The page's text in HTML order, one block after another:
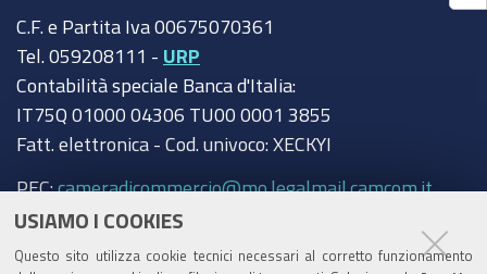
USIAMO I COOKIES
Questo sito utilizza cookie tecnici necessari al corretto funzionamento
C.F. e Partita Iva 00675070361
Tel. 059208111 - URP
Contabilità speciale Banca d'Italia:
IT75Q 01000 04306 TU00 0001 3855
Fatt. elettronica - Cod. univoco: XECKYI
PEC:cameradicommercio@mo.legalmail.camcom.it
Trasparenza